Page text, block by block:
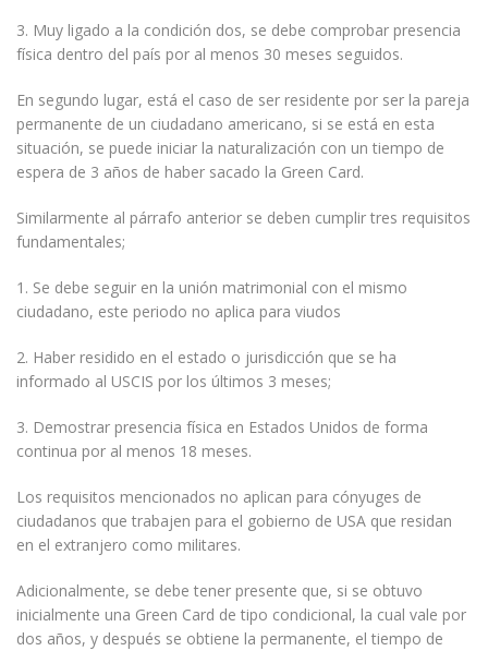
3. Muy ligado a la condición dos, se debe comprobar presencia
física dentro del país por al menos 30 meses seguidos.
En segundo lugar, está el caso de ser residente por ser la pareja
permanente de un ciudadano americano, si se está en esta
situación, se puede iniciar la naturalización con un tiempo de
espera de 3 años de haber sacado la Green Card.
Similarmente al párrafo anterior se deben cumplir tres requisitos
fundamentales;
1. Se debe seguir en la unión matrimonial con el mismo
ciudadano, este periodo no aplica para viudos
2. Haber residido en el estado o jurisdicción que se ha
informado al USCIS por los últimos 3 meses;
3. Demostrar presencia física en Estados Unidos de forma
continua por al menos 18 meses.
Los requisitos mencionados no aplican para cónyuges de
ciudadanos que trabajen para el gobierno de USA que residan
en el extranjero como militares.
Adicionalmente, se debe tener presente que, si se obtuvo
inicialmente una Green Card de tipo condicional, la cual vale por
dos años, y después se obtiene la permanente, el tiempo de